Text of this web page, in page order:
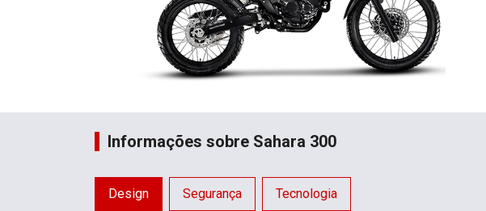
Informações sobre Sahara 300
Design Segurança Tecnologia